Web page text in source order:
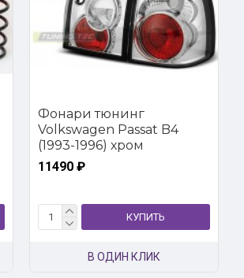
Фонари тюнинг
Volkswagen Passat B4
(1993-1996) хром
11490 ₽
КУПИТЬ
В ОДИН КЛИК